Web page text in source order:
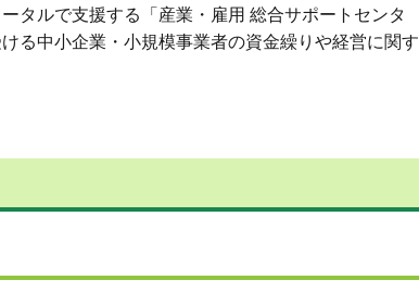
タルで支援する「産業・雇用 総合サポートセンタ
る中小企業・小規模事業者の資金繰りや経営に関す